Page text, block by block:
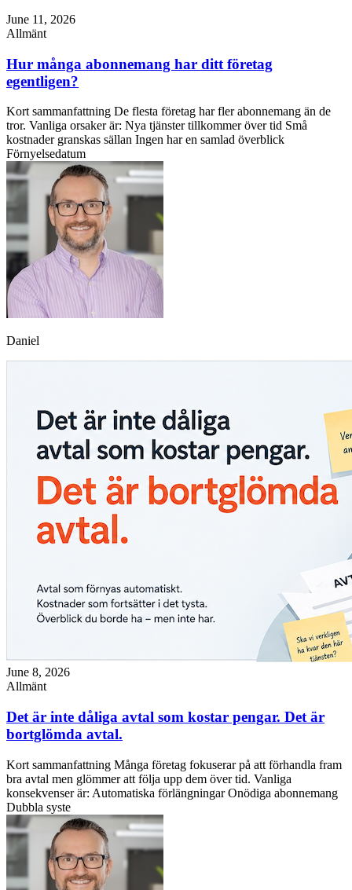
June 11, 2026
Allmänt
Hur många abonnemang har ditt företag
egentligen?
Kort sammanfattning De flesta företag har fler abonnemang än de
tror. Vanliga orsaker är: Nya tjänster tillkommer över tid Små
kostnader granskas sällan Ingen har en samlad överblick
Förnyelsedatum
Daniel
June 8, 2026
Allmänt
Det är inte dåliga avtal som kostar pengar. Det är
bortglömda avtal.
Kort sammanfattning Många företag fokuserar på att förhandla fram
bra avtal men glömmer att följa upp dem över tid. Vanliga
konsekvenser är: Automatiska förlängningar Onödiga abonnemang
Dubbla syste